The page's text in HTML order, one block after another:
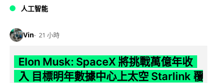
人工智能
Vin 21 小時
Elon Musk: SpaceX 將挑戰萬億年收
入 目標明年數據中心上太空 Starlink 覆